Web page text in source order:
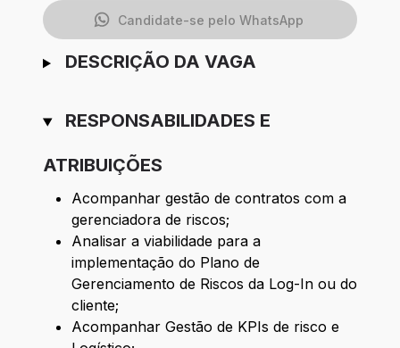
Candidate-se pelo WhatsApp
DESCRIÇÃO DA VAGA
RESPONSABILIDADES E
ATRIBUIÇÕES
Acompanhar gestão de contratos com a
gerenciadora de riscos;
Analisar a viabilidade para a
implementação do Plano de
Gerenciamento de Riscos da Log-In ou do
cliente;
Acompanhar Gestão de KPIs de risco e